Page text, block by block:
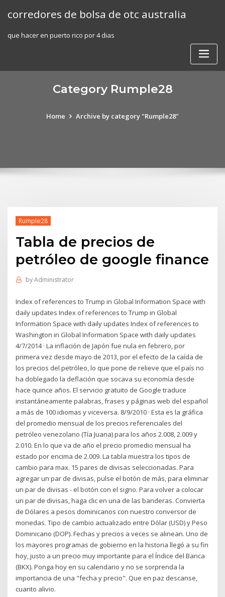
corredores de bolsa de otc australia
que hacer en puerto rico por 4 dias
Category Rumple28
Home Archive by category "Rumple28"
Rumple28
Tabla de precios de
petróleo de google finance
byAdministrator
Index of references to Trump in Global Information Space with
daily updates Index of references to Trump in Global
Information Space with daily updates Index of references to
Washington in Global Information Space with daily updates
4/7/2014 · La inflación de Japón fue nula en febrero, por
primera vez desde mayo de 2013, por el efecto de la caída de
los precios del petróleo, lo que pone de relieve que el país no
ha doblegado la deflación que socava su economía desde
hace quince años. El servicio gratuito de Google traduce
instantáneamente palabras, frases y páginas web del español
a más de 100 idiomas y viceversa. 8/9/2010 · Esta es la gráfica
del promedio mensual de los precios referenciales del
petróleo venezolano (Tía Juana) para los años 2.008, 2.009 y
2.010. En lo que va de año el precio promedio mensual ha
estado por encima de 2.009. La tabla muestra los tipos de
cambio para max. 15 pares de divisas seleccionadas. Para
agregar un par de divisas, pulse el botón de más, para eliminar
un par de divisas - el botón con el signo. Para volver a colocar
un par de divisas, haga clic en una de las banderas. Convierta
de Dólares a pesos dominicanos con nuestro conversor de
monedas. Tipo de cambio actualizado entre Dólar (USD) y Peso
Dominicano (DOP). Fechas y precios a veces se alinean. Uno de
los mayores programas de gobierno en la historia llegó a su fin
hoy, justo a un precio muy importante para el Índice del Banca
(BKX). Ponga hoy en su calendario y no se sorprenda la
importancia de una "fecha y precio". Que en paz descanse,
cuanto alivio.